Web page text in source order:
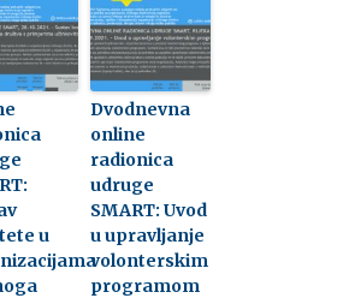
u
Dvodnevna
online
radionica
udruge
SMART: Uvod
u upravljanje
volonterskim
programom